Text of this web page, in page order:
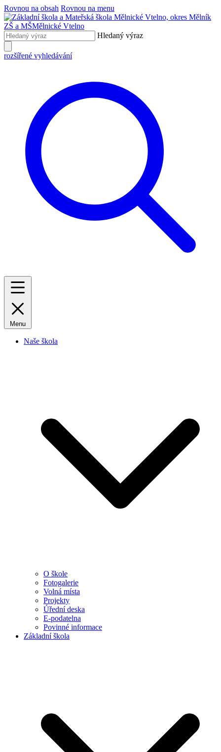
Rovnou na obsah Rovnou na menu
ZŠ a MŠMělnické Vtelno
Hledaný výraz
rozšířené vyhledávání
Menu
Naše škola
O škole
Fotogalerie
Volná místa
Projekty
Úřední deska
E-podatelna
Povinné informace
Základní škola